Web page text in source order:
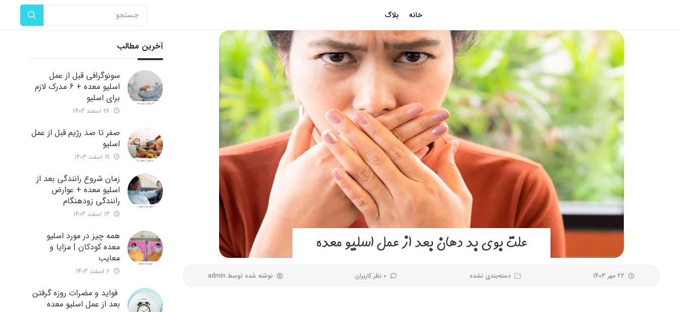
خانه بلاگ
22 مهر 1403 دسته‌بندی نشده 0 نظر کاربران نوشته شده توسط admin
آخرین مطالب
سونوگرافی قبل از عمل
اسلیو معده + 6 مدرک لازم
برای اسلیو
صفر تا صد رژیم قبل از عمل
اسلیو
زمان شروع رانندگی بعد از
اسلیو معده + عوارض
رانندگی زودهنگام
همه چیز در مورد اسلیو
معده کودکان | مزایا و
معایب
فواید و مضرات روزه گرفتن
بعد از عمل اسلیو معده